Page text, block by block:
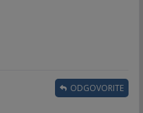
ODGOVORITE